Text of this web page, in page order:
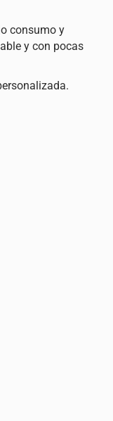
consumo y
y con pocas